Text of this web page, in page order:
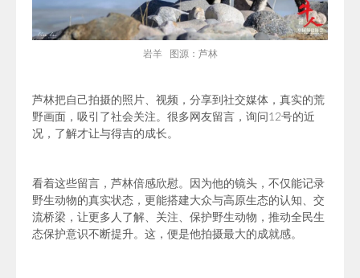
岩羊 图源：芦林
芦林把自己拍摄的照片、视频，分享到社交媒体，真实的荒
野画面，吸引了社会关注。很多网友留言，询问12号的近
况，了解才让与得吉的成长。
看着这些留言，芦林倍感欣慰。因为他的镜头，不仅能记录
野生动物的真实状态，更能搭建大众与高原生态的认知、交
流桥梁，让更多人了解、关注、保护野生动物，推动全民生
态保护意识不断提升。这，便是他拍摄最大的成就感。